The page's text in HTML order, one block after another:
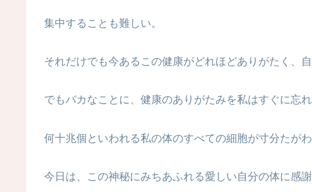
集中することも難しい。
それだけでも今あるこの健康がどれほどありがたく、
でもバカなことに、健康のありがたみを私はすぐに忘れ
何十兆個といわれる私の体のすべての細胞が寸分たが
今日は、この神秘にみちあふれる愛しい自分の体に感